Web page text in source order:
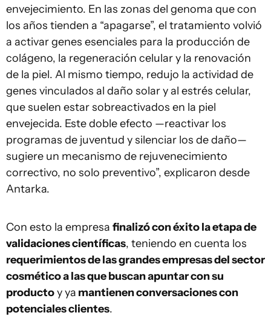
envejecimiento. En las zonas del genoma que con
los años tienden a “apagarse”, el tratamiento volvió
a activar genes esenciales para la producción de
colágeno, la regeneración celular y la renovación
de la piel. Al mismo tiempo, redujo la actividad de
genes vinculados al daño solar y al estrés celular,
que suelen estar sobreactivados en la piel
envejecida. Este doble efecto —reactivar los
programas de juventud y silenciar los de daño—
sugiere un mecanismo de rejuvenecimiento
correctivo, no solo preventivo”, explicaron desde
Antarka.
Con esto la empresa finalizó con éxito la etapa de
validaciones científicas, teniendo en cuenta los
requerimientos de las grandes empresas del sector
cosmético a las que buscan apuntar con su
productoy ya mantienen conversaciones con
potenciales clientes.